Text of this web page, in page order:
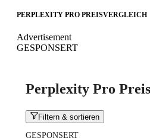
PERPLEXITY PRO PREISVERGLEICH
Advertisement
GESPONSERT
Perplexity Pro
Filtern & sortieren
GESPONSERT